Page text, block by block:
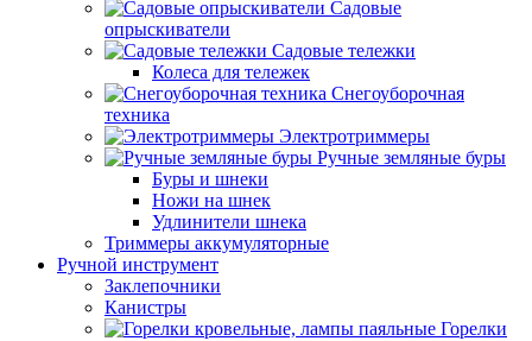
Садовые
опрыскиватели
Садовые тележки
Колеса для тележек
Снегоуборочная
техника
Электротриммеры
Ручные земляные буры
Буры и шнеки
Ножи на шнек
Удлинители шнека
Триммеры аккумуляторные
Ручной инструмент
Заклепочники
Канистры
Горелки